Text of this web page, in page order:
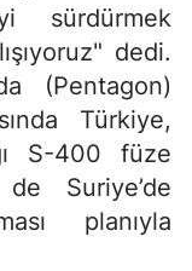
sürdürmek
dedi.
(Pentagon)
Türkiye,
S-400 füze
Suriye’de
planıyla